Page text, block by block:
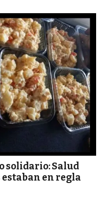
solidario: Salud
en regla